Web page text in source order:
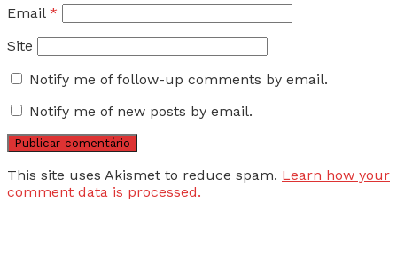
Email *
Site
Notify me of follow-up comments by email.
Notify me of new posts by email.
This site uses Akismet to reduce spam. Learn how your
comment data is processed.